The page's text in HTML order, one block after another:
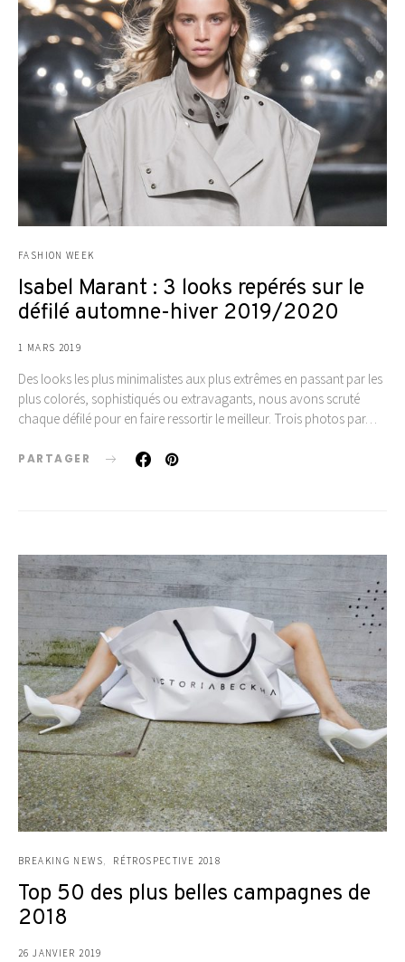
FASHION WEEK
Isabel Marant : 3 looks repérés sur le
défilé automne-hiver 2019/2020
1 MARS 2019
Des looks les plus minimalistes aux plus extrêmes en passant par les
plus colorés, sophistiqués ou extravagants, nous avons scruté
chaque défilé pour en faire ressortir le meilleur. Trois photos par…
PARTAGER
BREAKING NEWS RÉTROSPECTIVE 2018
Top 50 des plus belles campagnes de
2018
26 JANVIER 2019